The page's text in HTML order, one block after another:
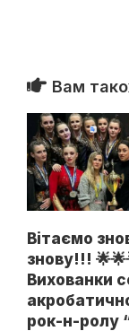
Вам
Вітаємо
знову!!! 🌟🌟
Вихованки
рок-н-ролу